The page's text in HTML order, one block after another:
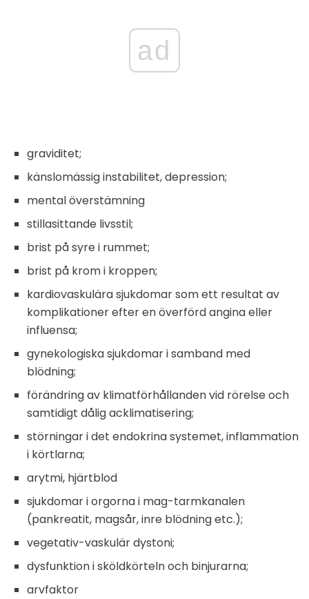
ad
graviditet;
känslomässig instabilitet, depression;
mental överstämning
stillasittande livsstil;
brist på syre i rummet;
brist på krom i kroppen;
kardiovaskulära sjukdomar som ett resultat av
komplikationer efter en överförd angina eller
influensa;
gynekologiska sjukdomar i samband med
blödning;
förändring av klimatförhållanden vid rörelse och
samtidigt dålig acklimatisering;
störningar i det endokrina systemet, inflammation
i körtlarna;
arytmi, hjärtblod
sjukdomar i orgorna i mag-tarmkanalen
(pankreatit, magsår, inre blödning etc.);
vegetativ-vaskulär dystoni;
dysfunktion i sköldkörteln och binjurarna;
arvfaktor